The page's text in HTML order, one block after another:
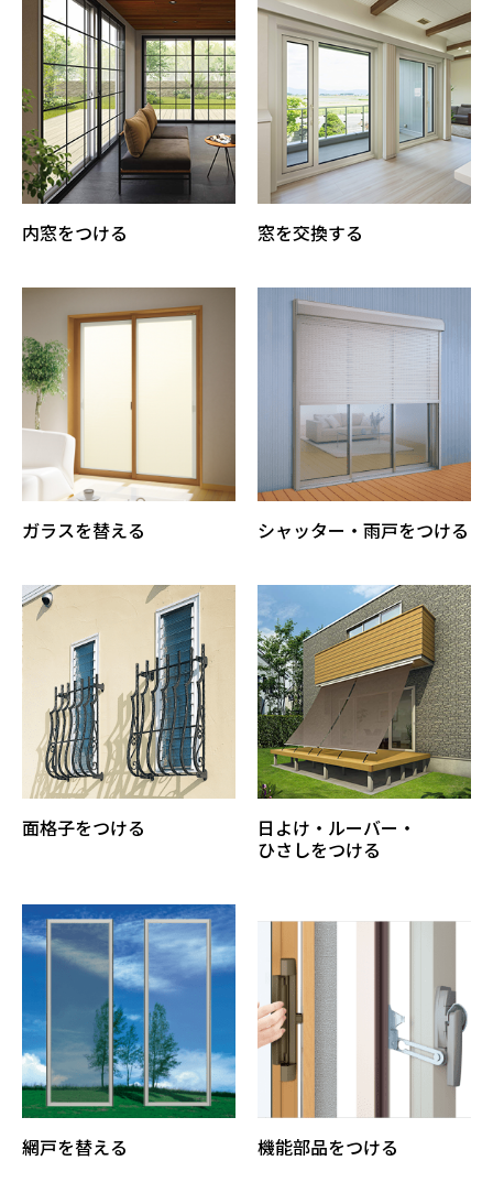
内窓をつける 窓を交換する
ガラスを替える シャッター・雨戸をつける
面格子をつける
日よけ・ルーバー・
ひさしをつける
網戸を替える 機能部品をつける